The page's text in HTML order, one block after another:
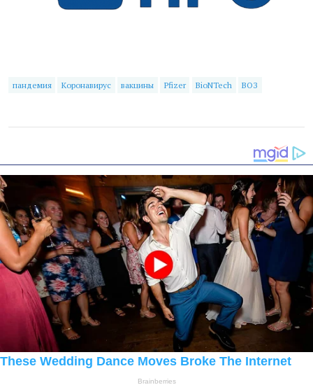
пандемия Коронавирус вакцины Pfizer BioNTech ВОЗ